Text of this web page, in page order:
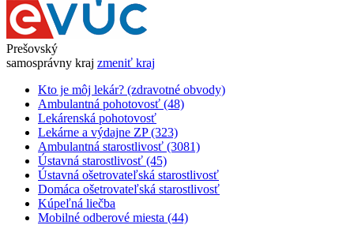
Prešovský
samosprávny kraj zmeniť kraj
Kto je môj lekár? (zdravotné obvody)
Ambulantná pohotovosť (48)
Lekárenská pohotovosť
Lekárne a výdajne ZP (323)
Ambulantná starostlivosť (3081)
Ústavná starostlivosť (45)
Ústavná ošetrovateľská starostlivosť
Domáca ošetrovateľská starostlivosť
Kúpeľná liečba
Mobilné odberové miesta (44)